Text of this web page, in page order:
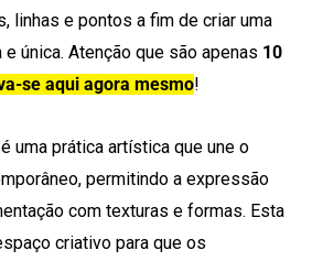
linhas e pontos a fim de criar uma
única. Atenção que são apenas 10
se aqui agora mesmo!
uma prática artística que une o
permitindo a expressão
com texturas e formas. Esta
criativo para que os